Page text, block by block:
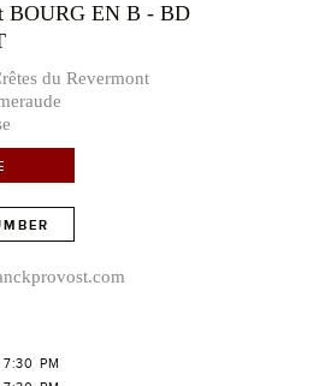
BOURG EN B - BD
du Revermont
PM